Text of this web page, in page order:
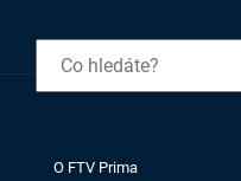
O FTV Prima